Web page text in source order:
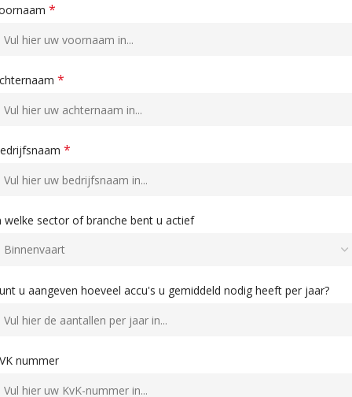
*
*
*
welke sector of branche bent u actief
u aangeven hoeveel accu's u gemiddeld nodig heeft per jaar?
nummer